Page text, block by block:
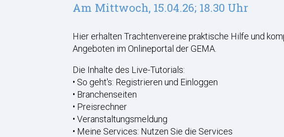
Am Mittwoch, 15.04.26; 18.30 Uhr
Hier erhalten Trachtenvereine praktische Hilfe und
Angeboten im Onlineportal der GEMA.
Die Inhalte des Live-Tutorials:
• So geht's: Registrieren und Einloggen
• Branchenseiten
• Preisrechner
• Veranstaltungsmeldung
• Meine Services: Nutzen Sie die Services